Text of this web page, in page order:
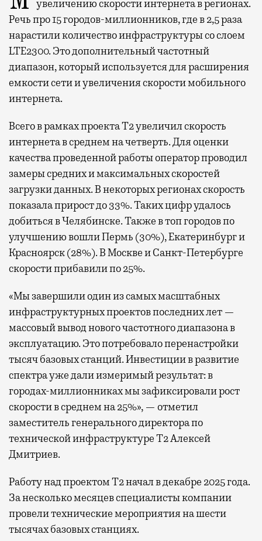
увеличению скорости интернета в регионах.
Речь про 15 городов-миллионников, где в 2,5 раза
нарастили количество инфраструктуры со слоем
LTE2300. Это дополнительный частотный
диапазон, который используется для расширения
емкости сети и увеличения скорости мобильного
интернета.
Всего в рамках проекта Т2 увеличил скорость
интернета в среднем на четверть. Для оценки
качества проведенной работы оператор проводил
замеры средних и максимальных скоростей
загрузки данных. В некоторых регионах скорость
показала прирост до 33%. Таких цифр удалось
добиться в Челябинске. Также в топ городов по
улучшению вошли Пермь (30%), Екатеринбург и
Красноярск (28%). В Москве и Санкт-Петербурге
скорости прибавили по 25%.
«Мы завершили один из самых масштабных
инфраструктурных проектов последних лет —
массовый вывод нового частотного диапазона в
эксплуатацию. Это потребовало перенастройки
тысяч базовых станций. Инвестиции в развитие
спектра уже дали измеримый результат: в
городах-миллионниках мы зафиксировали рост
скорости в среднем на 25%», — отметил
заместитель генерального директора по
технической инфраструктуре Т2 Алексей
Дмитриев.
Работу над проектом Т2 начал в декабре 2025 года.
За несколько месяцев специалисты компании
провели технические мероприятия на шести
тысячах базовых станциях.